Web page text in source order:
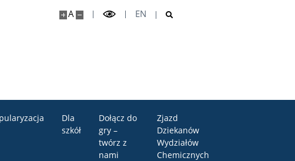
A EN
Dla
szkół
Dołącz do
gry –
twórz z
nami
Zjazd
Dziekanów
Wydziałów
Chemicznych